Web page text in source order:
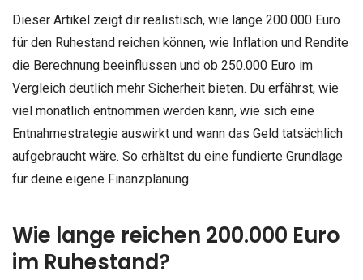
Dieser Artikel zeigt dir realistisch, wie lange 200.000 Euro
für den Ruhestand reichen können, wie Inflation und Rendite
die Berechnung beeinflussen und ob 250.000 Euro im
Vergleich deutlich mehr Sicherheit bieten. Du erfährst, wie
viel monatlich entnommen werden kann, wie sich eine
Entnahmestrategie auswirkt und wann das Geld tatsächlich
aufgebraucht wäre. So erhältst du eine fundierte Grundlage
für deine eigene Finanzplanung.
Wie lange reichen 200.000 Euro
im Ruhestand?